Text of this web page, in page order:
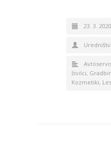
23. 3. 2020
živilci,
Kozmetiki,